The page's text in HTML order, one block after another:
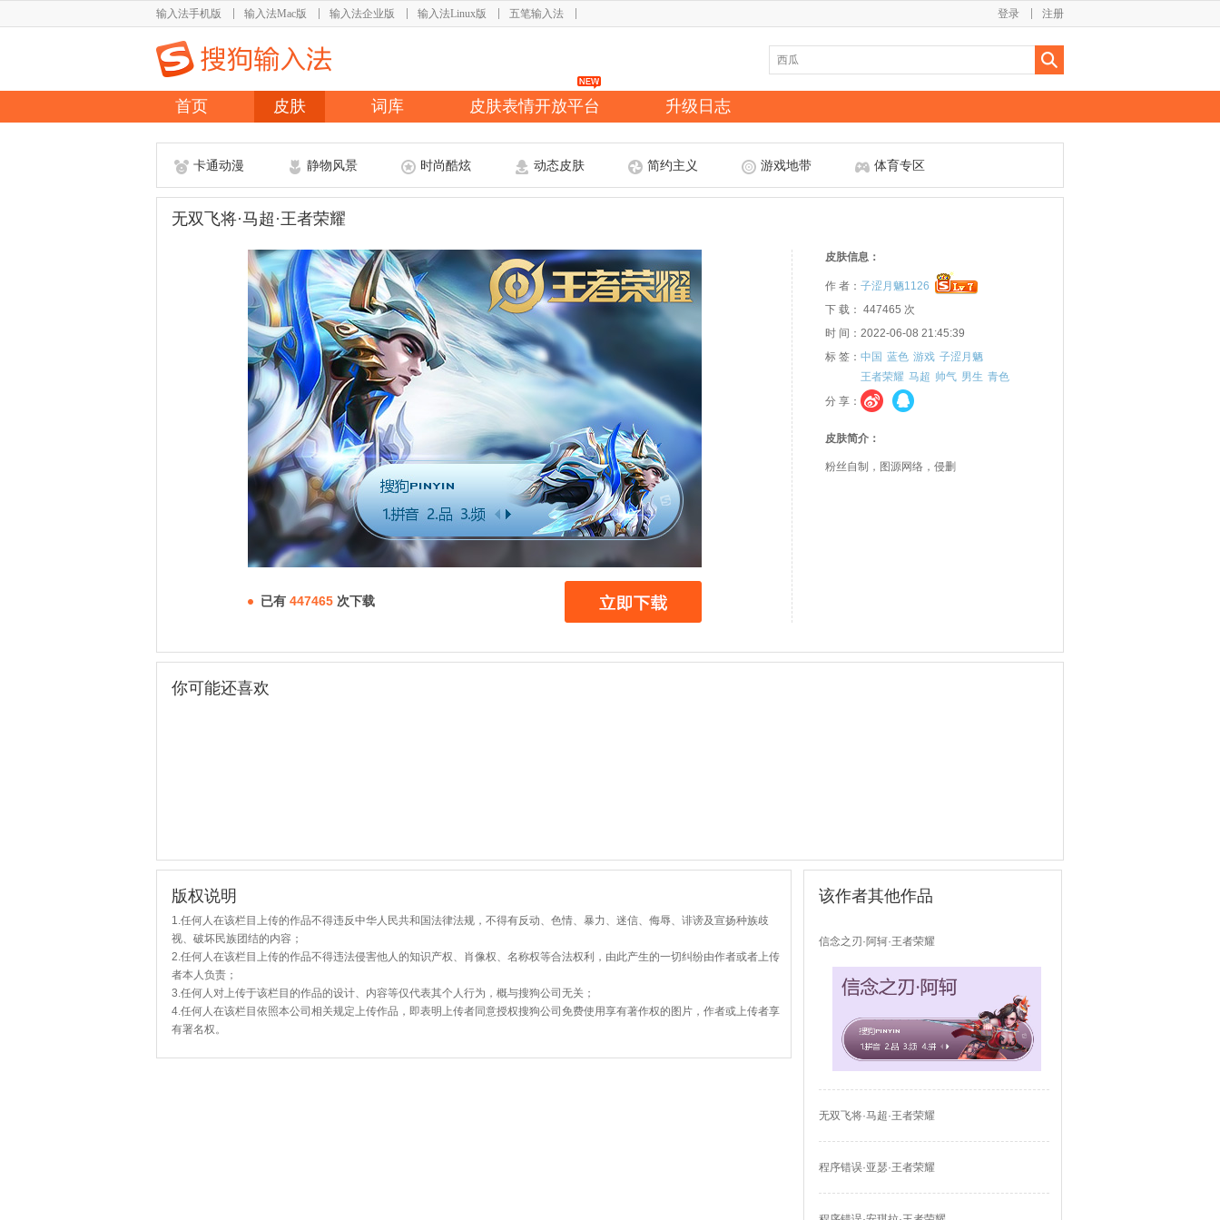
输入法手机版 输入法Mac版 输入法企业版 输入法Linux版 五笔输入法 注册
登录
首页 皮肤 词库 皮肤表情开放平台 升级日志
卡通动漫 静物风景 时尚酷炫 动态皮肤 简约主义 游戏地带 体育专区
无双飞将·马超·王者荣耀
已有 447465 次下载
皮肤信息：
作 者： 子涩月魉1126
下 载： 447465 次
时 间：2022-06-08 21:45:39
标 签： 中国 蓝色 游戏 子涩月魉
王者荣耀 马超 帅气 男生 青色
分 享：
皮肤简介：
粉丝自制，图源网络，侵删
你可能还喜欢
版权说明
1.任何人在该栏目上传的作品不得违反中华人民共和国法律法规，不得有反动、色情、暴力、迷信、侮辱、诽谤及宣扬种族歧
视、破坏民族团结的内容；
2.任何人在该栏目上传的作品不得违法侵害他人的知识产权、肖像权、名称权等合法权利，由此产生的一切纠纷由作者或者上传
者本人负责；
3.任何人对上传于该栏目的作品的设计、内容等仅代表其个人行为，概与搜狗公司无关；
4.任何人在该栏目依照本公司相关规定上传作品，即表明上传者同意授权搜狗公司免费使用享有著作权的图片，作者或上传者享
有署名权。
该作者其他作品
信念之刃·阿轲·王者荣耀
无双飞将·马超·王者荣耀
程序错误·亚瑟·王者荣耀